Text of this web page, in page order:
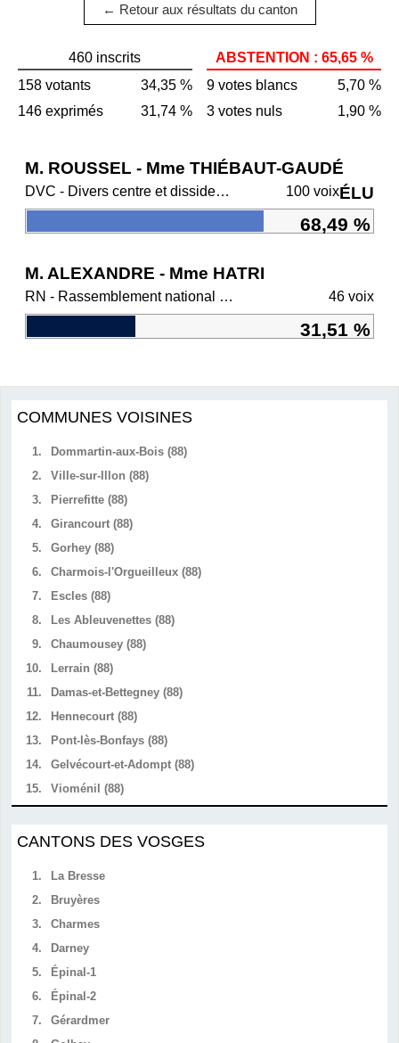
← Retour aux résultats du canton
460 inscrits
158 votants
34,35 %
146 exprimés
31,74 %
ABSTENTION : 65,65 %
9 votes blancs
5,70 %
3 votes nuls
1,90 %
M. ROUSSEL - Mme THIÉBAUT-GAUDÉ
ÉLU
DVC - Divers centre et dissidents Ensemble 100 voix
68,49 %
M. ALEXANDRE - Mme HATRI
RN - Rassemblement national et ses alliés 46 voix
31,51 %
COMMUNES VOISINES
1.
Dommartin-aux-Bois (88)
2.
Ville-sur-Illon (88)
3.
Pierrefitte (88)
4.
Girancourt (88)
5.
Gorhey (88)
6.
Charmois-l'Orgueilleux (88)
7.
Escles (88)
8.
Les Ableuvenettes (88)
9.
Chaumousey (88)
10.
Lerrain (88)
11.
Damas-et-Bettegney (88)
12.
Hennecourt (88)
13.
Pont-lès-Bonfays (88)
14.
Gelvécourt-et-Adompt (88)
15.
Vioménil (88)
CANTONS DES VOSGES
1.
La Bresse
2.
Bruyères
3.
Charmes
4.
Darney
5.
Épinal-1
6.
Épinal-2
7.
Gérardmer